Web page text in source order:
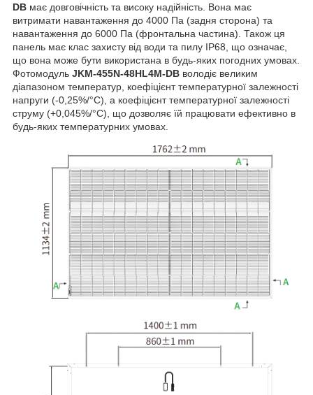
DB має довговічність та високу надійність. Вона має
витримати навантаження до 4000 Па (задня сторона) та
навантаження до 6000 Па (фронтальна частина). Також ця
панель має клас захисту від води та пилу IP68, що означає,
що вона може бути використана в будь-яких погодних умовах.
Фотомодуль JKM-455N-48HL4M-DB володіє великим
діапазоном температур, коефіцієнт температурної залежності
напруги (-0,25%/°C), а коефіцієнт температурної залежності
струму (+0,045%/°C), що дозволяє їй працювати ефективно в
будь-яких температурних умовах.